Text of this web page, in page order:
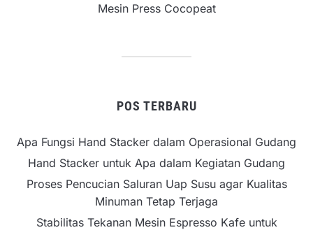
Mesin Press Cocopeat
POS TERBARU
Apa Fungsi Hand Stacker dalam Operasional Gudang
Hand Stacker untuk Apa dalam Kegiatan Gudang
Proses Pencucian Saluran Uap Susu agar Kualitas
Minuman Tetap Terjaga
Stabilitas Tekanan Mesin Espresso Kafe untuk